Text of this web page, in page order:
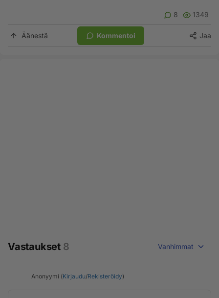
8 1349
Äänestä Kommentoi Jaa
Vastaukset 8 Vanhimmat
Anonyymi (Kirjaudu/Rekisteröidy)